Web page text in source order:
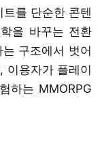
를 단순한 콘텐
을 바꾸는 전환
구조에서 벗어
이용자가 플레이
하는 MMORPG